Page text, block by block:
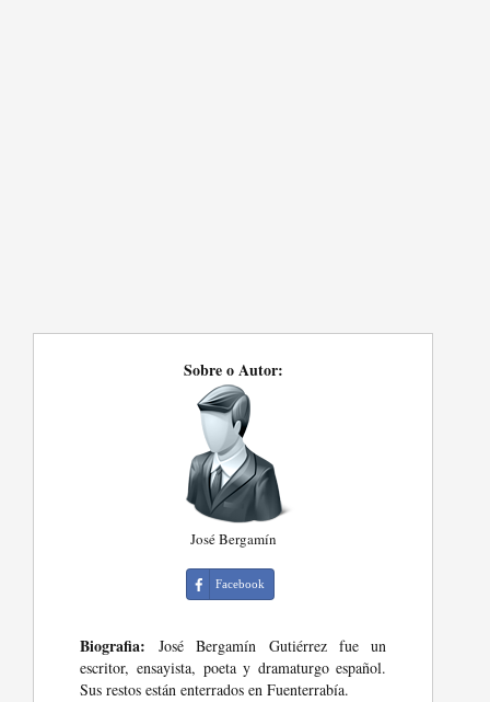
Sobre o Autor:
José Bergamín
Facebook
Biografia: José Bergamín Gutiérrez fue un
escritor, ensayista, poeta y dramaturgo español.
Sus restos están enterrados en Fuenterrabía.